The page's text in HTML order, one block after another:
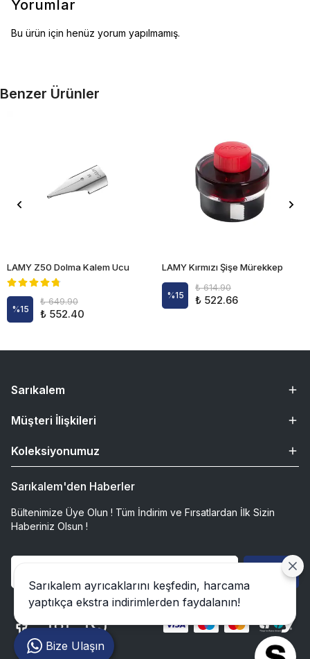
Yorumlar
Bu ürün için henüz yorum yapılmamış.
Benzer Ürünler
LAMY Z50 Dolma Kalem Ucu
%15
₺ 649.90
₺ 552.40
LAMY Kırmızı Şişe Mürekkep
%15
₺ 614.90
₺ 522.66
Sarıkalem
Müşteri İlişkileri
Koleksiyonumuz
Sarıkalem'den Haberler
Bültenimize Üye Olun ! Tüm İndirim ve Fırsatlardan İlk Sizin
Haberiniz Olsun !
Gönder
Sarıkalem ayrıcaklarını keşfedin, harcama
yaptıkça ekstra indirimlerden faydalanın!
Bize Ulaşın